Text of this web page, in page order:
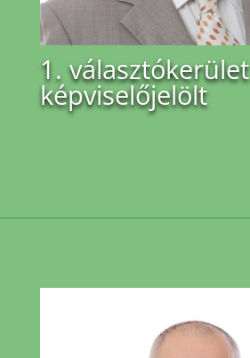
1. választókerület
képviselőjelölt